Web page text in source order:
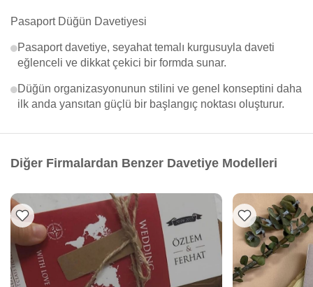
Pasaport Düğün Davetiyesi
Pasaport davetiye, seyahat temalı kurgusuyla daveti
eğlenceli ve dikkat çekici bir formda sunar.
Düğün organizasyonunun stilini ve genel konseptini daha
ilk anda yansıtan güçlü bir başlangıç noktası oluşturur.
Diğer Firmalardan Benzer Davetiye Modelleri